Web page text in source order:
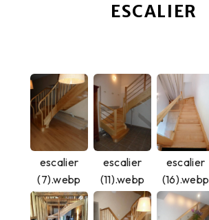
ESCALIER
escalier
(7).webp
escalier
(11).webp
escalier
(16).webp